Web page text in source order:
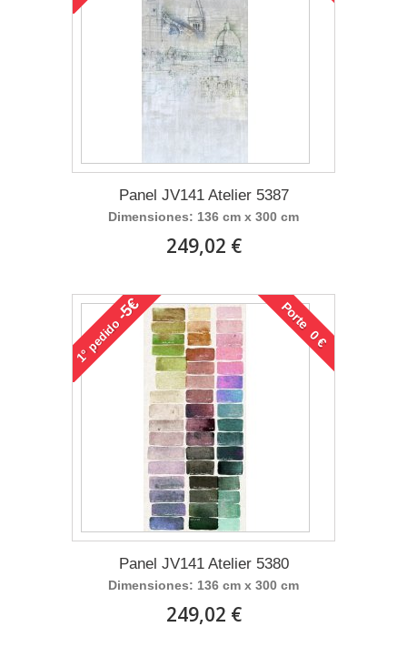
Panel JV141 Atelier 5387
Dimensiones: 136 cm x 300 cm
249,02 €
1°
pedido
-5€ Porte 0 €
Panel JV141 Atelier 5380
Dimensiones: 136 cm x 300 cm
249,02 €